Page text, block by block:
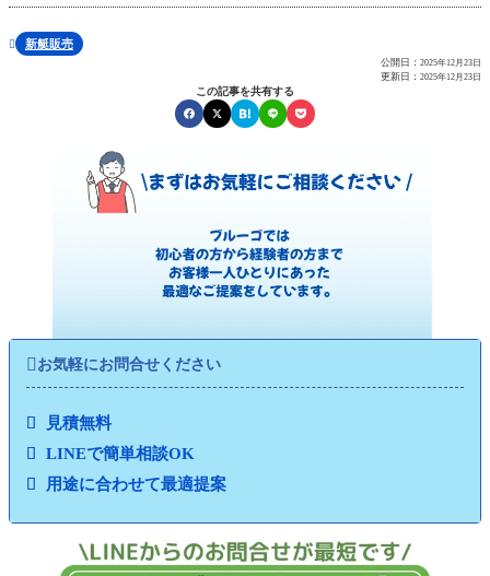
 新艇販売
公開日： 2025年12月23日
更新日： 2025年12月23日
この記事を共有する
 お気軽にお問合せください
見積無料
LINEで簡単相談OK
用途に合わせて最適提案